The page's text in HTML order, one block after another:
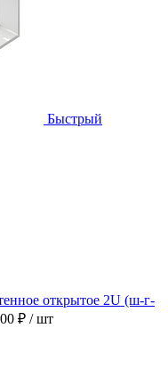
Быстрый
открытое 2U (ш-г-
₽ / шт